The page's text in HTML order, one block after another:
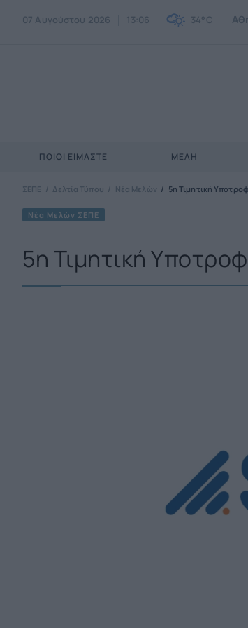
07 Αυγούστου 2026 13:06 34°C
ΠΟΙΟΙ ΕΊΜΑΣΤΕ ΜΈΛΗ
ΣΕΠΕ Δελτία Τύπου Νέα Μελών 5η Τιμητική
Νέα Μελών ΣΕΠΕ
5η Τιμητική